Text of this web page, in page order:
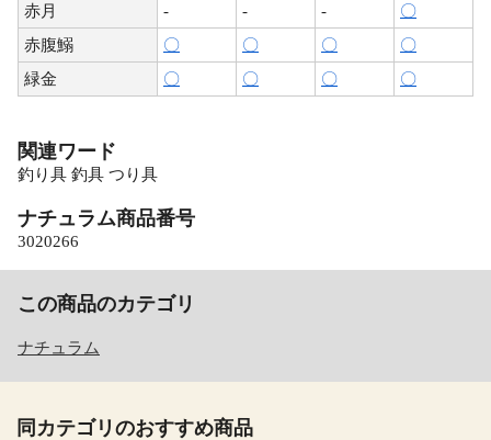
赤月
- - -
〇
赤腹鰯
〇 〇 〇
〇
緑金
〇 〇 〇 〇
関連ワード
釣り具 釣具 つり具
ナチュラム商品番号
3020266
この商品のカテゴリ
ナチュラム
同カテゴリのおすすめ商品